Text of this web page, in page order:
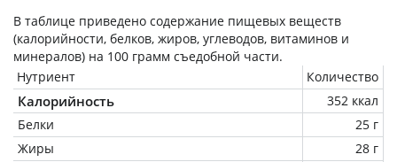
В таблице приведено содержание пищевых веществ
(калорийности, белков, жиров, углеводов, витаминов и
минералов) на 100 грамм съедобной части.
Нутриент
Количество
Калорийность
352 ккал
Белки
25 г
Жиры
28 г